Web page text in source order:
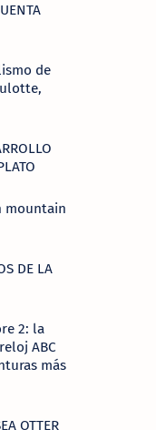
de
mountain
DE LA
2: la
ABC
más
OTTER